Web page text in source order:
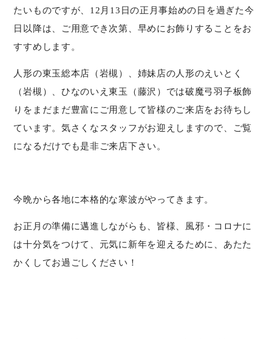
たいものですが、12月13日の正月事始めの日を過ぎた今
日以降は、ご用意でき次第、早めにお飾りすることをお
すすめします。
人形の東玉総本店（岩槻）、姉妹店の人形のえいとく
（岩槻）、ひなのいえ東玉（藤沢）では破魔弓羽子板飾
りをまだまだ豊富にご用意して皆様のご来店をお待ちし
ています。気さくなスタッフがお迎えしますので、ご覧
になるだけでも是非ご来店下さい。
今晩から各地に本格的な寒波がやってきます。
お正月の準備に邁進しながらも、皆様、風邪・コロナに
は十分気をつけて、元気に新年を迎えるために、あたた
かくしてお過ごしください！